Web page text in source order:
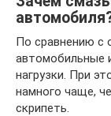
По сравнению с
автомобильные
нагрузки. При
намного чаще,
скрипеть.